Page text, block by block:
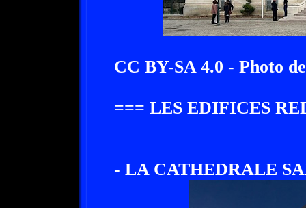
CC BY-SA 4.0 - Photo
=== LES EDIFICES
- LA CATHEDRALE